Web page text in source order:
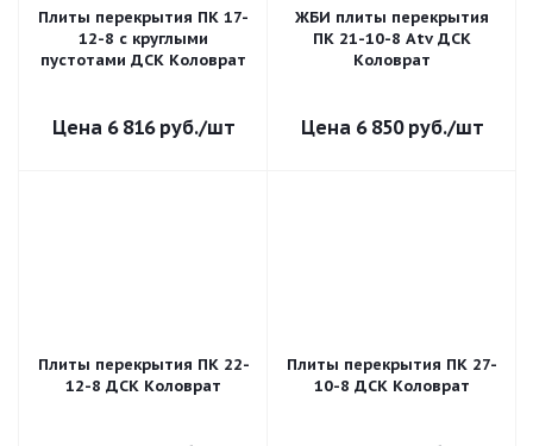
Плиты перекрытия ПК 17-
12-8 с круглыми
пустотами ДСК Коловрат
6 816руб./шт
ЖБИ плиты перекрытия
ПК 21-10-8 Atv ДСК
Коловрат
6 850руб./шт
Плиты перекрытия ПК 22-
12-8 ДСК Коловрат
Плиты перекрытия ПК 27-
10-8 ДСК Коловрат